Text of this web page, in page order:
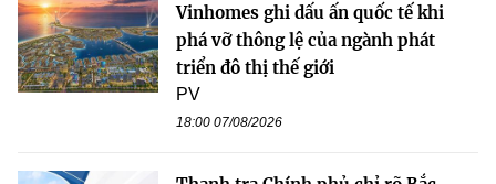
Vinhomes ghi dấu ấn quốc tế khi
phá vỡ thông lệ của ngành phát
triển đô thị thế giới
PV
18:00 07/08/2026